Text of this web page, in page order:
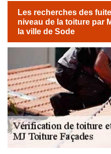
Les recherches des
niveau de la toiture par
la ville de Sode